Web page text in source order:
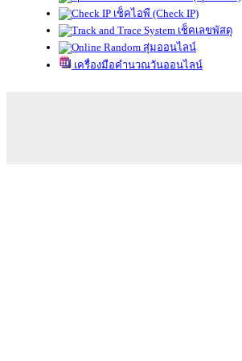
เช็คไอพี (Check IP)
เช็คเลขพัสดุ
สุ่มออนไลน์
เครื่องมือคำนวณวันออนไลน์